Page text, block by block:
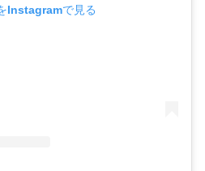
Instagramで見る